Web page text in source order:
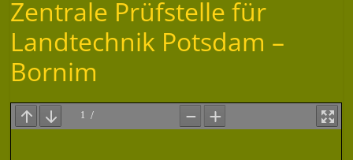
Zentrale Prüfstelle für
Landtechnik Potsdam –
Bornim